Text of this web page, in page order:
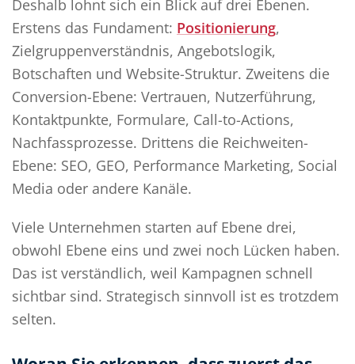
Deshalb lohnt sich ein Blick auf drei Ebenen.
Erstens das Fundament: Positionierung,
Zielgruppenverständnis, Angebotslogik,
Botschaften und Website-Struktur. Zweitens die
Conversion-Ebene: Vertrauen, Nutzerführung,
Kontaktpunkte, Formulare, Call-to-Actions,
Nachfassprozesse. Drittens die Reichweiten-
Ebene: SEO, GEO, Performance Marketing, Social
Media oder andere Kanäle.
Viele Unternehmen starten auf Ebene drei,
obwohl Ebene eins und zwei noch Lücken haben.
Das ist verständlich, weil Kampagnen schnell
sichtbar sind. Strategisch sinnvoll ist es trotzdem
selten.